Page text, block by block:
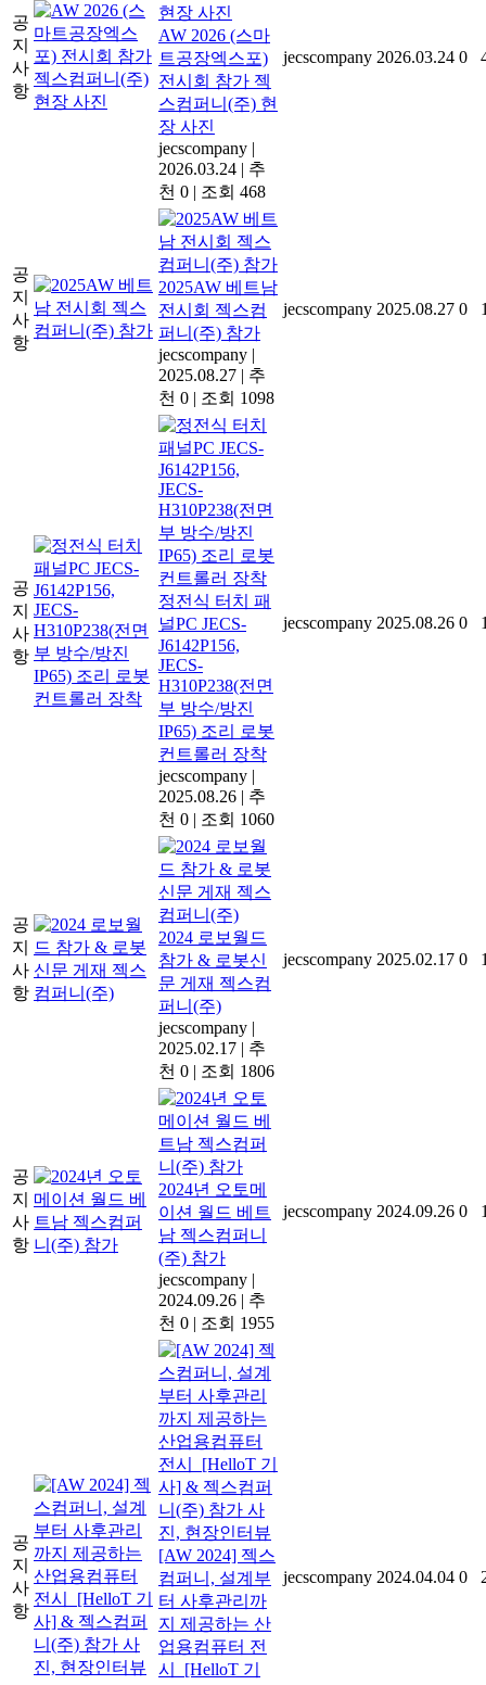
공
지
사
항
AW 2026 (스마
트공장엑스포)
전시회 참가 젝
스컴퍼니(주) 현
장 사진
jecscompany |
2026.03.24 | 추
천 0 | 조회 468
jecscompany 2026.03.24 0
공
지
사
항
2025AW 베트남
전시회 젝스컴
퍼니(주) 참가
jecscompany |
2025.08.27 | 추
천 0 | 조회 1098
jecscompany 2025.08.27 0
공
지
사
항
정전식 터치 패
널PC JECS-
J6142P156,
JECS-
H310P238(전면
부 방수/방진
IP65) 조리 로봇
컨트롤러 장착
jecscompany |
2025.08.26 | 추
천 0 | 조회 1060
jecscompany 2025.08.26 0
공
지
사
항
2024 로보월드
참가 & 로봇신
문 게재 젝스컴
퍼니(주)
jecscompany |
2025.02.17 | 추
천 0 | 조회 1806
jecscompany 2025.02.17 0
공
지
사
항
2024년 오토메
이션 월드 베트
남 젝스컴퍼니
(주) 참가
jecscompany |
2024.09.26 | 추
천 0 | 조회 1955
jecscompany 2024.09.26 0
공
지
사
항
[AW 2024] 젝스
컴퍼니, 설계부
터 사후관리까
지 제공하는 산
업용컴퓨터 전
시_[HelloT 기
jecscompany 2024.04.04 0